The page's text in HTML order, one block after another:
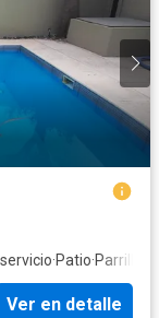
·Patio·Parrilla
Ver en detalle